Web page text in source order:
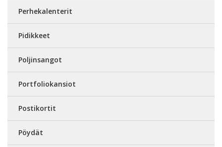
Perhekalenterit
Pidikkeet
Poljinsangot
Portfoliokansiot
Postikortit
Pöydät